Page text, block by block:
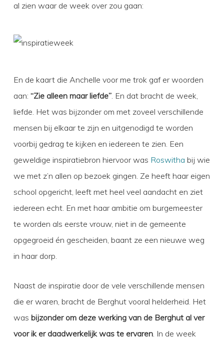
al zien waar de week over zou gaan:
En de kaart die Anchelle voor me trok gaf er woorden
aan: “Zie alleen maar liefde”. En dat bracht de week,
liefde. Het was bijzonder om met zoveel verschillende
mensen bij elkaar te zijn en uitgenodigd te worden
voorbij gedrag te kijken en iedereen te zien. Een
geweldige inspiratiebron hiervoor was Roswitha bij wie
we met z’n allen op bezoek gingen. Ze heeft haar eigen
school opgericht, leeft met heel veel aandacht en ziet
iedereen echt. En met haar ambitie om burgemeester
te worden als eerste vrouw, niet in de gemeente
opgegroeid én gescheiden, baant ze een nieuwe weg
in haar dorp.
Naast de inspiratie door de vele verschillende mensen
die er waren, bracht de Berghut vooral helderheid. Het
was bijzonder om deze werking van de Berghut al ver
voor ik er daadwerkelijk was te ervaren. In de week